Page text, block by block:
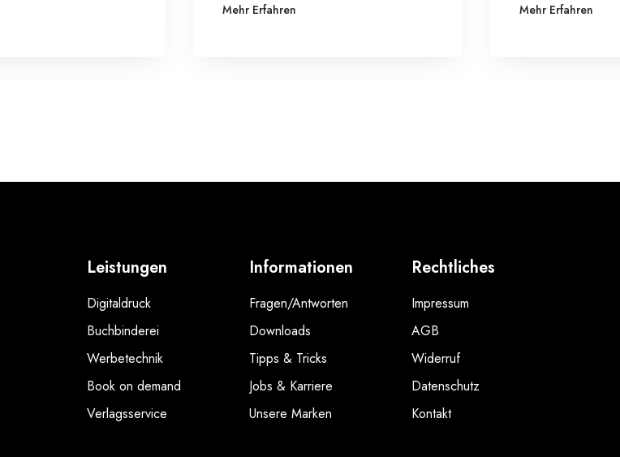
Mehr Erfahren Mehr Erfahren
Leistungen
Digitaldruck
Buchbinderei
Werbetechnik
Book on demand
Verlagsservice
Informationen
Fragen/Antworten
Downloads
Tipps & Tricks
Jobs & Karriere
Unsere Marken
Rechtliches
Impressum
AGB
Widerruf
Datenschutz
Kontakt